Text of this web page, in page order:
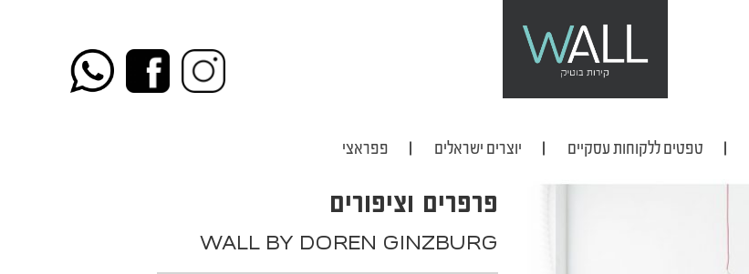
טפטים ללקוחות עסקיים יוצרים ישראלים פפראצי
פרפרים וציפורים
WALL BY DOREN GINZBURG